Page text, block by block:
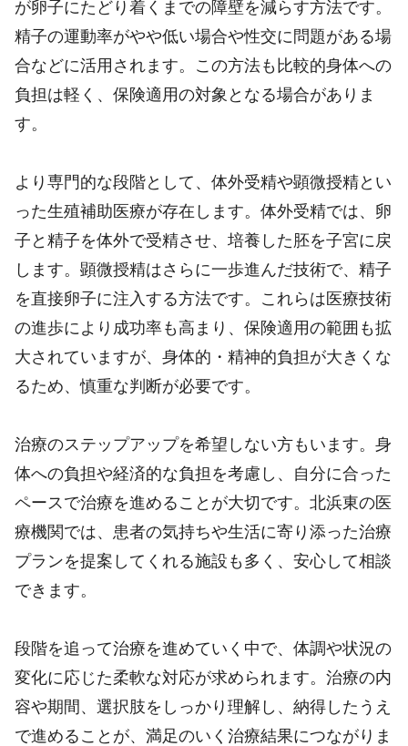
が卵子にたどり着くまでの障壁を減らす方法です。
精子の運動率がやや低い場合や性交に問題がある場
合などに活用されます。この方法も比較的身体への
負担は軽く、保険適用の対象となる場合がありま
す。
より専門的な段階として、体外受精や顕微授精とい
った生殖補助医療が存在します。体外受精では、卵
子と精子を体外で受精させ、培養した胚を子宮に戻
します。顕微授精はさらに一歩進んだ技術で、精子
を直接卵子に注入する方法です。これらは医療技術
の進歩により成功率も高まり、保険適用の範囲も拡
大されていますが、身体的・精神的負担が大きくな
るため、慎重な判断が必要です。
治療のステップアップを希望しない方もいます。身
体への負担や経済的な負担を考慮し、自分に合った
ペースで治療を進めることが大切です。北浜東の医
療機関では、患者の気持ちや生活に寄り添った治療
プランを提案してくれる施設も多く、安心して相談
できます。
段階を追って治療を進めていく中で、体調や状況の
変化に応じた柔軟な対応が求められます。治療の内
容や期間、選択肢をしっかり理解し、納得したうえ
で進めることが、満足のいく治療結果につながりま